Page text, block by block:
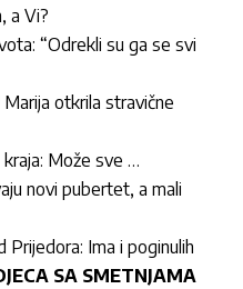
a Vi?
“Odrekli su ga se svi
otkrila stravične
Može sve …
novi pubertet, a mali
Prijedora: Ima i poginulih
SA SMETNJAMA